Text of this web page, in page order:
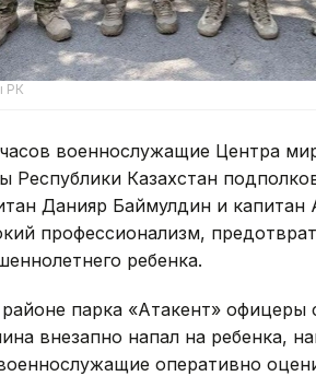
РК
военнослужащие Центра
Республики Казахстан
Данияр Баймулдин и
профессионализм,
ребенка.
парка «Атакент» офицеры
внезапно напал на ребенка,
оперативно